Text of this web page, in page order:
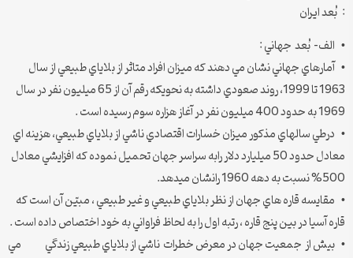
: بُعد ايران
• الف- بُعد جهاني :
• آمارهاي جهاني نشان مي دهند كه ميزان افراد متاثر از بلاياي طبيعي از سال
1963 تا 1999، روند صعودي داشته به نحويكه رقم آن از 65 ميليون نفر در سال
1969 به حدود 400 ميليون نفر در آغاز هزاره سوم رسيده است .
• درطي سالهاي مذكور ميزان خسارات اقتصادي ناشي از بلاياي طبيعي، هزينه اي
معادل حدود 50 ميليارد دلار رابه سراسر جهان تحميل نموده كه افزايشي معادل
500% نسبت به دهه 1960 رانشان ميدهد.
• مقايسه قاره هاي جهان از نظر بلاياي طبيعي و غير طبيعي ، مبيّن آن است كه
قاره آسيا در بين پنج قاره ، رتبه اول را به لحاظ فراواني به خود اختصاص داده است .
• بيش از جمعيت جهان در معرض خطرات ناشي از بلاياي طبيعي زندگي مي